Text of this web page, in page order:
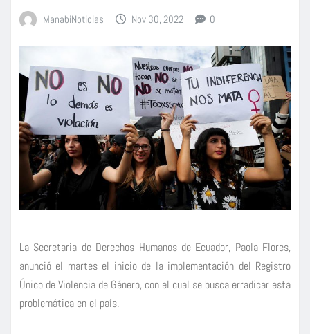
ManabiNoticias Nov 30, 2022 0
La Secretaria de Derechos Humanos de Ecuador, Paola Flores,
anunció el martes el inicio de la implementación del Registro
Único de Violencia de Género, con el cual se busca erradicar esta
problemática en el país.